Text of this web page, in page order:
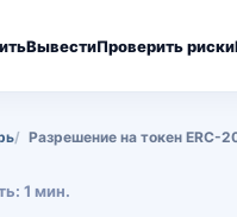
ВывестиПроверить риски
Разрешение на токен ERC-
1 мин.